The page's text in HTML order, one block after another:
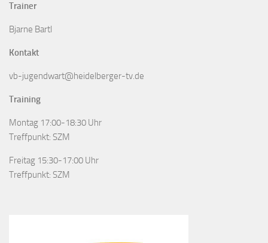
Trainer
Bjarne Bartl
Kontakt
vb-jugendwart@heidelberger-tv.de
Training
Montag 17:00-18:30 Uhr
Treffpunkt: SZM
Freitag 15:30-17:00 Uhr
Treffpunkt: SZM